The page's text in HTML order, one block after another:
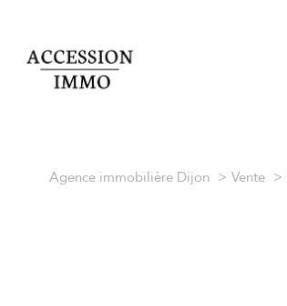
Agence immobilière Dijon Vente